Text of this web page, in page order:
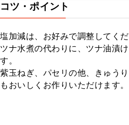
コツ・ポイント
塩加減は、お好みで調整してくだ
ツナ水煮の代わりに、ツナ油漬
す。
紫玉ねぎ、パセリの他、きゅう
もおいしくお作りいただけます。